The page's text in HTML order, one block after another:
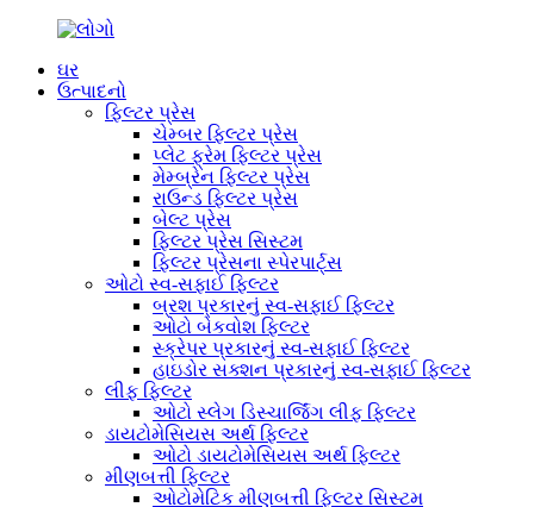
ઘર
ઉત્પાદનો
ફિલ્ટર પ્રેસ
ચેમ્બર ફિલ્ટર પ્રેસ
પ્લેટ ફ્રેમ ફિલ્ટર પ્રેસ
મેમ્બ્રેન ફિલ્ટર પ્રેસ
રાઉન્ડ ફિલ્ટર પ્રેસ
બેલ્ટ પ્રેસ
ફિલ્ટર પ્રેસ સિસ્ટમ
ફિલ્ટર પ્રેસના સ્પેરપાર્ટ્સ
ઓટો સ્વ-સફાઈ ફિલ્ટર
બ્રશ પ્રકારનું સ્વ-સફાઈ ફિલ્ટર
ઓટો બેકવોશ ફિલ્ટર
સ્ક્રેપર પ્રકારનું સ્વ-સફાઈ ફિલ્ટર
હાઇડોર સક્શન પ્રકારનું સ્વ-સફાઈ ફિલ્ટર
લીફ ફિલ્ટર
ઓટો સ્લેગ ડિસ્ચાર્જિંગ લીફ ફિલ્ટર
ડાયટોમેસિયસ અર્થ ફિલ્ટર
ઓટો ડાયટોમેસિયસ અર્થ ફિલ્ટર
મીણબત્તી ફિલ્ટર
ઓટોમેટિક મીણબત્તી ફિલ્ટર સિસ્ટમ